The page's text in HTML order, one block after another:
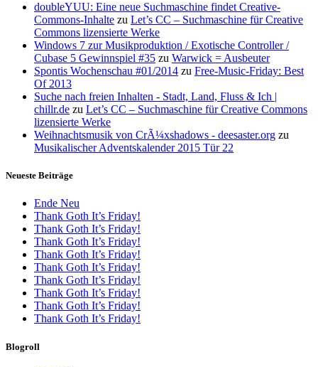
doubleYUU: Eine neue Suchmaschine findet Creative-
Commons-Inhalte zu Let’s CC – Suchmaschine für Creative
Commons lizensierte Werke
Windows 7 zur Musikproduktion / Exotische Controller /
Cubase 5 Gewinnspiel #35 zu Warwick = Ausbeuter
Spontis Wochenschau #01/2014 zu Free-Music-Friday: Best
Of 2013
Suche nach freien Inhalten - Stadt, Land, Fluss & Ich |
chillr.de zu Let’s CC – Suchmaschine für Creative Commons
lizensierte Werke
Weihnachtsmusik von CrÃ¼xshadows - deesaster.org zu
Musikalischer Adventskalender 2015 Tür 22
Neueste Beiträge
Ende Neu
Thank Goth It’s Friday!
Thank Goth It’s Friday!
Thank Goth It’s Friday!
Thank Goth It’s Friday!
Thank Goth It’s Friday!
Thank Goth It’s Friday!
Thank Goth It’s Friday!
Thank Goth It’s Friday!
Thank Goth It’s Friday!
Blogroll